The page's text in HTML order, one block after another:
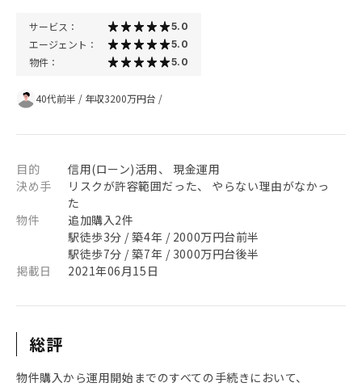
サービス： 5.0
エージェント： 5.0
物件： 5.0
40代前半 / 年収3200万円台 /
目的
信用(ローン)活用、 現金運用
決め手
リスクが許容範囲だった、 やらない理由がなかっ
た
物件
追加購入2件
駅徒歩3分 / 築4年 / 2000万円台前半
駅徒歩7分 / 築7年 / 3000万円台後半
掲載日
2021年06月15日
総評
物件購入から運用開始までのすべての手続きにおいて、